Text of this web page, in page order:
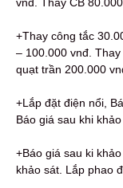
+Thay công tắc
– 100.000 vnđ.
quạt trần 200.000
+Lắp đặt điện nổi,
Báo giá sau khi
+Báo giá sau ki
khảo sát. Lắp phao